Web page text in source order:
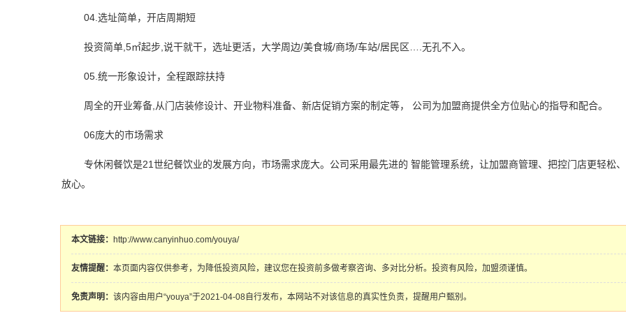
04. 选址简单，开店周期短
投资简单,5㎡起步,说干就干，选址更活，大学周边/美食城/商场/车站/居民区….无孔不入。
05. 统一形象设计，全程跟踪扶持
周全的开业筹备,从门店装修设计、开业物料准备、新店促销方案的制定等， 公司为加盟商提供全方位贴心的指导和配合。
06庞大的市场需求
专休闲餐饮是21世纪餐饮业的发展方向，市场需求庞大。公司采用最先进的 智能管理系统，让加盟商管理、把控门店更轻松
放心。
本文链接： http://www.canyinhuo.com/youya/
友情提醒： 本页面内容仅供参考，为降低投资风险，建议您在投资前多做考察咨询、多对比分析。投资有风险，加盟须谨慎。
免责声明： 该内容由用户“youya”于2021-04-08自行发布，本网站不对该信息的真实性负责，提醒用户甄别。